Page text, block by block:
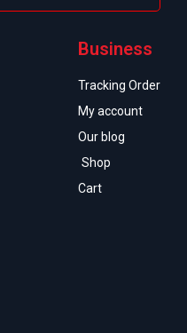
Business
Tracking Order
My account
Our blog
Shop
Cart